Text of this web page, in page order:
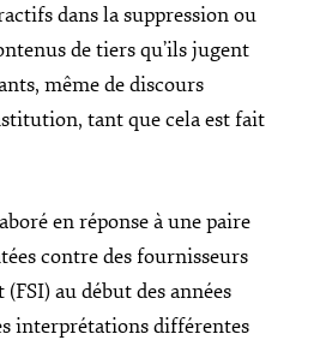
dans la suppression ou
de tiers qu’ils jugent
même de discours
tant que cela est fait
en réponse à une paire
contre des fournisseurs
au début des années
interprétations différentes